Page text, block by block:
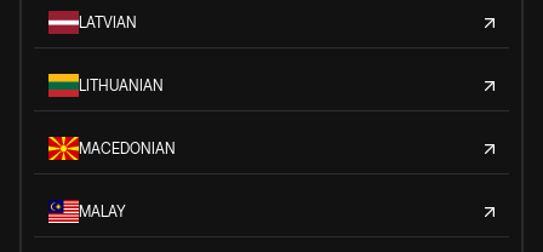
LATVIAN
LITHUANIAN
MACEDONIAN
MALAY